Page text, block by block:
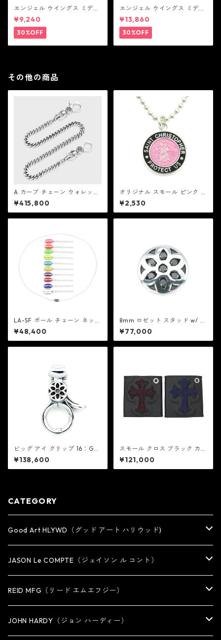
エンジェル ウイングス ミディ
アム ペンダント ブラック コー
ティング（サテンコード付
属）
¥9,240
30%OFF
エンジェル ウイングス ミディ
アム ペンダント ブラック
¥13,860
30%OFF
その他の商品
A カーブ チェーン ウォレット
チェーン 38cm ：Good Art H
LYWD グッド アート ハリウッ
ド
¥415,800
オリジナル スモール ピンク /
ブラック セントクリストファ
ー ネックレス ：GET BACK N
ECKLACES ゲット バック ネッ
¥2,530
LA-SF ボール チェーン ネック
レス w/ セラミック エナメル
クラスプ：JASON Le COMPT
E（ジェイソン ル コント）
¥48,400
8mm ロゼット スタッド w/ ブ
ラック ダイヤモンド：Good A
rt HLYWD グッド アート ハリ
ウッド
¥77,000
ビッグ アイ クリップ 16：Goo
d Art HLYWD グッド アート
ハリウッド
¥138,600
スモール クロス ブラック カウ
ハイド - スティングレイ：REI
D MFG リード エムエフジー
¥121,000
CATEGORY
Good Art HLYWD（グッド アート ハリウッド)
RING
EARRING・EAR CUFF
PENDANT
JASON Le COMPTE（ジェイソン ル コント）
NECKLACE
BRACELET
REID MFG（リード エムエフジー）
RING
JOHN HARDY（ジョン ハーディー）